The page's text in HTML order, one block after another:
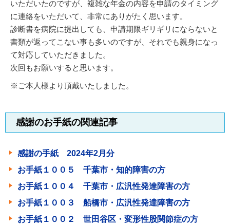
いただいたのですが、複雑な年金の内容を申請のタイミング
に連絡をいただいて、非常にありがたく思います。
診断書を病院に提出しても、申請期限ギリギリにならないと
書類が返ってこない事も多いのですが、それでも親身になっ
て対応していただきました。
次回もお願いすると思います。
※ご本人様より頂戴いたしました。
感謝のお手紙の関連記事
感謝の手紙 2024年2月分
お手紙１００５ 千葉市・知的障害の方
お手紙１００４ 千葉市・広汎性発達障害の方
お手紙１００３ 船橋市・広汎性発達障害の方
お手紙１００２ 世田谷区・変形性股関節症の方